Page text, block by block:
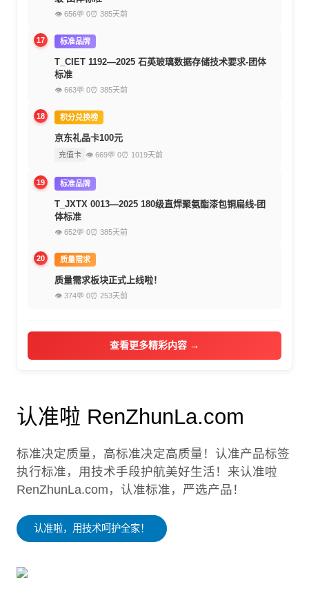
👁 656💬 0⏰ 385天前
17 标准品牌
T_CIET 1192—2025 石英玻璃数据存储技术要求-团体
标准
👁 663💬 0⏰ 385天前
18 积分兑换榜
京东礼品卡100元
充值卡 👁 669💬 0⏰ 1019天前
19 标准品牌
T_JXTX 0013—2025 180级直焊聚氨酯漆包铜扁线-团
体标准
👁 652💬 0⏰ 385天前
20 质量需求
质量需求板块正式上线啦！
👁 374💬 0⏰ 253天前
查看更多精彩内容 →
认准啦 RenZhunLa.com
标准决定质量，高标准决定高质量！认准产品标签
执行标准，用技术手段护航美好生活！来认准啦
RenZhunLa.com，认准标准，严选产品！
认准啦，用技术呵护全家！